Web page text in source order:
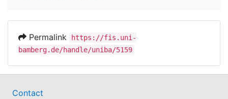
Permalink
https://fis.uni-
bamberg.de/handle/uniba/5159
Contact